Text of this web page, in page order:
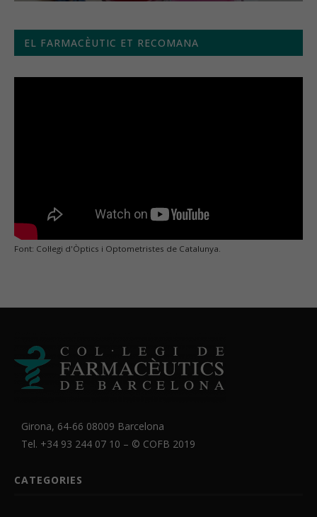
EL FARMACÈUTIC ET RECOMANA
Font: Col·legi d'Òptics i Optometristes de Catalunya.
Girona, 64-66 08009 Barcelona
Tel. +34 93 244 07 10 – © COFB 2019
CATEGORIES